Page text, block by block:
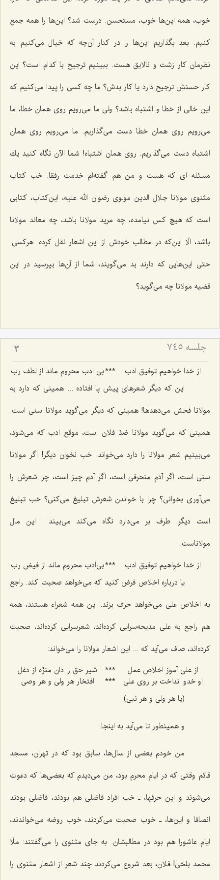
خوب، همه این‌ها خوب، مستحسن. درست شد؟ این‌ها را همه جمع
كنیم. بعد بگذاریم این‌ها را در كنار آن‌چه كه خیال می‌كنیم به
نظرمان كار زشت و نالایق هست. ببینیم ترجیح با كدام است؟ این
كار حسنش ترجیح دارد یا كار بدش؟ ما چه كسی را پیدا می‌كنیم كه
این خالی از خطا و اشتباه باشد؟ ولی ما می‌رویم روی همان خطا، ما
می‌رویم روی همان خطا دست می‌گذاریم. ما می‌رویم روی همان
اشتباه دست می‌گذاریم. روی همان اشتباه! شما الآن نگاه كنید یك
مسئله ای كه هست و من هم گفته‌ام خدمت رفقا. خب كتاب
مثنوی مولانا جلال الدین مولوی رضوان الله علیه، این‌كتاب، كتابی
است كه هیچ كس نیامده، چه مرید مولانا باشد، چه معاند مولانا
باشد، الّا این‌كه در مطالب خودش از این اشعار نقل كرده. هركسی.
حتی این‌هایی كه دارند بد می‌گویند، شما از آن‌ها بپرسید در این
قضیه مولانا چه می‌گوید؟
جلسه ۷۴۵ 3
از خدا خواهیم توفیق ادب ***بی ادب محروم ماند از لطف رب
این كه دیگر شعرهای پیش پا افتاده ... همینی كه دارد به
مولانا فحش می‌دهدها! همینی كه دیگر می‌گوید مولانا سنی است.
همینی كه می‌گوید مولانا ضدّ فلان است، موقع ادب كه می‌شود،
می‌بینیم شعر مولانا را دارد می‌خواند. خب نخوان دیگر! اگر مولانا
سنی است، اگر آدم منحرفی است، اگر آدم چیز است، چرا شعرش را
می‌آوری بخوانی؟ چرا با خواندن شعرش تبلیغ می‌كنی؟ خب تبلیغ
است دیگر. طرف بر می‌دارد نگاه می‌كند می‌بیند ا این مال
مولاناست.
از خدا خواهیم توفیق ادب
***بی‌ادب محروم ماند از فیض رب
یا درباره اخلاص فرض كنید كه می‌خواهد صحبت كند. راجع
به اخلاص علی می‌خواهد حرف بزند. این همه شعراء هستند، همه
هم راجع به علی مدیحه‌سرایی كرده‌اند، شعرسرایی كرده‌اند، صحبت
كرده‌اند، صاف می‌آید كه ... این اشعار مولانا را می‌خواند:
از علی آموز اخلاص عمل
***
شیر حق را دان منزّه از دغل
او خدو انداخت بر روی علی
***
افتخار هر ولی و هر وصی
(یا هر ولی و هر نبی)
و همینطور تا می‌آید به اینجا.
من خودم بعضی از سال‌ها، سابق بود كه در تهران، مسجد
قائم وقتی كه در ایام محرم بود، من می‌دیدم كه بعضی‌ها كه دعوت
می‌شوند و این حرفها، ـ خب افراد فاضلی هم بودند، فاضلی بودند
انصافا و این‌ها، ـ خوب صحبت می‌كردند، خوب روضه می‌خواندند،
ایام عاشورا هم بود در مطالبشان. به جای مثنوی را می‌گفتند: ملّا
محمد بلخی! فلان، بعد شروع می‌كردند چند شعر از اشعار مثنوی را